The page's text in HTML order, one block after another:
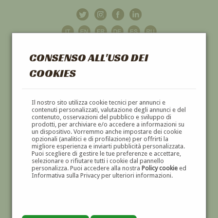
CONSENSO ALL'USO DEI
COOKIES
Il nostro sito utilizza cookie tecnici per annunci e
contenuti personalizzati, valutazione degli annunci e del
contenuto, osservazioni del pubblico e sviluppo di
prodotti, per archiviare e/o accedere a informazioni su
un dispositivo. Vorremmo anche impostare dei cookie
opzionali (analitici e di profilazione) per offrirti la
migliore esperienza e inviarti pubblicità personalizzata.
Puoi scegliere di gestire le tue preferenze e accettare,
selezionare o rifiutare tutti i cookie dal pannello
personalizza. Puoi accedere alla nostra Policy cookieed
Informativa sulla Privacy per ulteriori informazioni.
GALLERIAD'ARTE
DIPINTI E SCULTURE '800 E '900